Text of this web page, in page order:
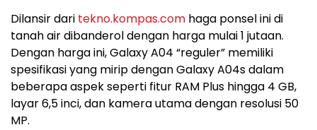
Dilansir dari tekno.kompas.com haga ponsel ini di
tanah air dibanderol dengan harga mulai 1 jutaan.
Dengan harga ini, Galaxy A04 “reguler” memiliki
spesifikasi yang mirip dengan Galaxy A04s dalam
beberapa aspek seperti fitur RAM Plus hingga 4 GB,
layar 6,5 inci, dan kamera utama dengan resolusi 50
MP.